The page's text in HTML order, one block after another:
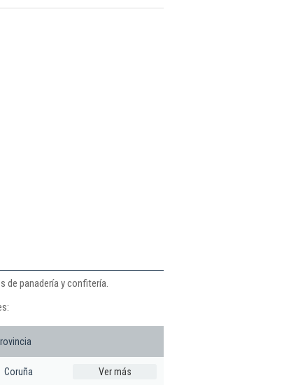
de panadería y confitería.
Coruña Ver más